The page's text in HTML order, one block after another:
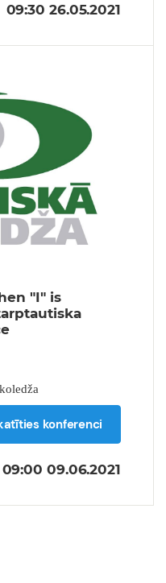
09:30 26.05.2021
"I" is
konferenci
09:00 09.06.2021